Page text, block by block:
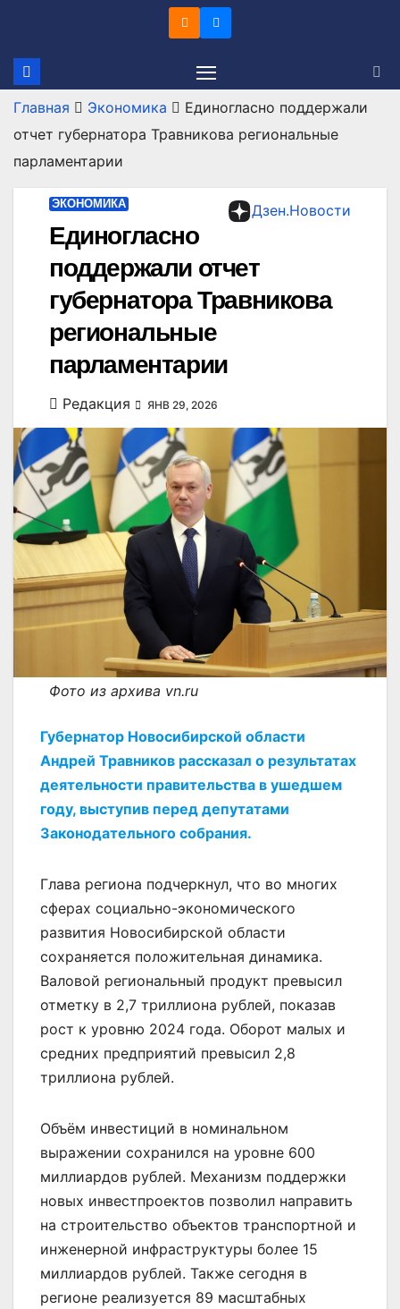
содержимому
Главная Экономика
Единогласно поддержали
отчет губернатора Травникова региональные
парламентарии
Дзен.Новости
ЭКОНОМИКА
Единогласно
поддержали отчет
губернатора Травникова
региональные
парламентарии
Редакция ЯНВ 29, 2026
Фото из архива vn.ru
Губернатор Новосибирской области
Андрей Травников рассказал о результатах
деятельности правительства в ушедшем
году, выступив перед депутатами
Законодательного собрания.
Глава региона подчеркнул, что во многих
сферах социально-экономического
развития Новосибирской области
сохраняется положительная динамика.
Валовой региональный продукт превысил
отметку в 2,7 триллиона рублей, показав
рост к уровню 2024 года. Оборот малых и
средних предприятий превысил 2,8
триллиона рублей.
Объём инвестиций в номинальном
выражении сохранился на уровне 600
миллиардов рублей. Механизм поддержки
новых инвестпроектов позволил направить
на строительство объектов транспортной и
инженерной инфраструктуры более 15
миллиардов рублей. Также сегодня в
регионе реализуется 89 масштабных